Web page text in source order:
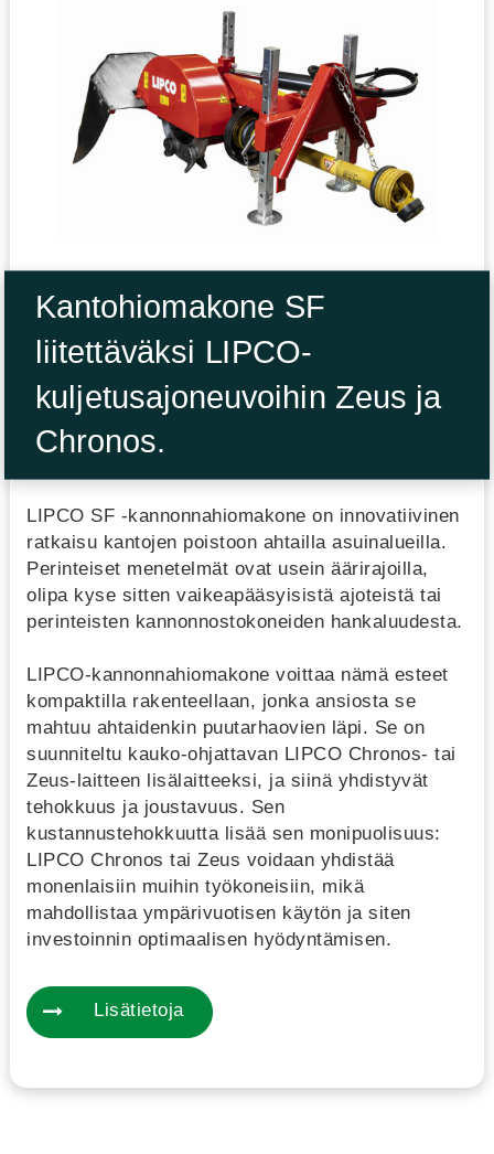
Kantohiomakone SF
liitettäväksi LIPCO-
kuljetusajoneuvoihin Zeus ja
Chronos.
LIPCO SF -kannonnahiomakone on innovatiivinen
ratkaisu kantojen poistoon ahtailla asuinalueilla.
Perinteiset menetelmät ovat usein äärirajoilla,
olipa kyse sitten vaikeapääsyisistä ajoteistä tai
perinteisten kannonnostokoneiden hankaluudesta.
LIPCO-kannonnahiomakone voittaa nämä esteet
kompaktilla rakenteellaan, jonka ansiosta se
mahtuu ahtaidenkin puutarhaovien läpi. Se on
suunniteltu kauko-ohjattavan LIPCO Chronos- tai
Zeus-laitteen lisälaitteeksi, ja siinä yhdistyvät
tehokkuus ja joustavuus. Sen
kustannustehokkuutta lisää sen monipuolisuus:
LIPCO Chronos tai Zeus voidaan yhdistää
monenlaisiin muihin työkoneisiin, mikä
mahdollistaa ympärivuotisen käytön ja siten
investoinnin optimaalisen hyödyntämisen.
Lisätietoja